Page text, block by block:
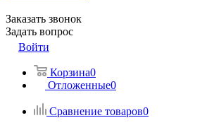
Заказать звонок
Задать вопрос
Войти
Корзина0
Отложенные0
Сравнение товаров0